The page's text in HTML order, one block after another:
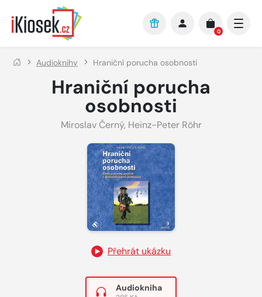
Přejít na hlavní obsah
0
Audioknihy Hraniční porucha osobnosti
Hraniční porucha
osobnosti
Miroslav Černý, Heinz-Peter Röhr
Přehrát ukázku
Audiokniha